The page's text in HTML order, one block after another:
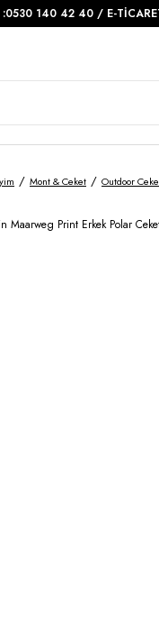
:0530 140 42 40 / E-
Mont & Ceket Outdoor